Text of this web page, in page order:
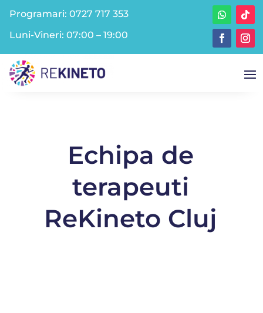
Programari: 0727 717 353
Luni-Vineri: 07:00 – 19:00
Echipa de
terapeuti
ReKineto Cluj